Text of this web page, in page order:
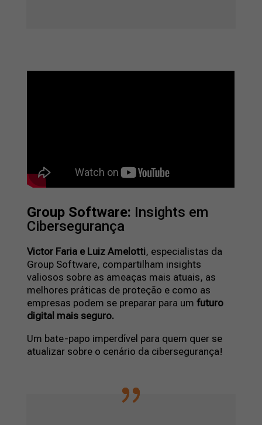
Group Software: Insights em
Cibersegurança
Victor Faria e Luiz Amelotti, especialistas da
Group Software, compartilham insights
valiosos sobre as ameaças mais atuais, as
melhores práticas de proteção e como as
empresas podem se preparar para umfuturo
digital mais seguro.
Um bate-papo imperdível para quem quer se
atualizar sobre o cenário da cibersegurança!